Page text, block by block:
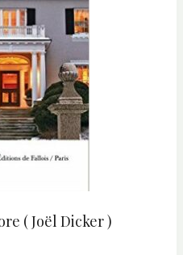
( Joël Dicker )